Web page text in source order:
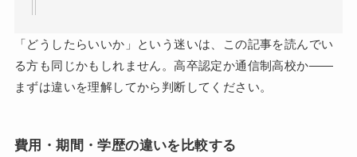
「どうしたらいいか」という迷いは、この記事を読んでい
る方も同じかもしれません。高卒認定か通信制高校か——
まずは違いを理解してから判断してください。
費用・期間・学歴の違いを比較する